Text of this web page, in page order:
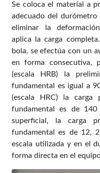
Se coloca el material a
adecuado del
eliminar la
aplica la carga
bola, se efectúa con un
en forma consecutiva,
(escala HRB) la
fundamental es igual a
(escala HRC) la
fundamental es de
superficial, la carga
fundamental es de 12,
escala utilizada y en el
forma directa en el